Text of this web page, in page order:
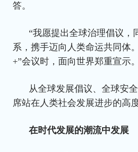
答。
“我愿提出全球治理倡议
系，携手迈向人类命运共同体
+”会议时，面向世界郑重宣示。
从全球发展倡议、全球安
席站在人类社会发展进步的高
在时代发展的潮流中发展